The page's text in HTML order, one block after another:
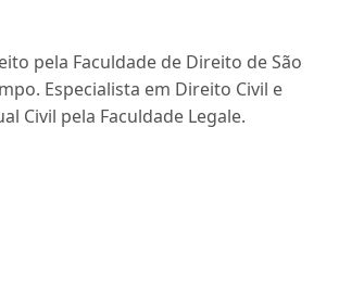
pela Faculdade de Direito de São
Especialista em Direito Civil e
Civil pela Faculdade Legale.